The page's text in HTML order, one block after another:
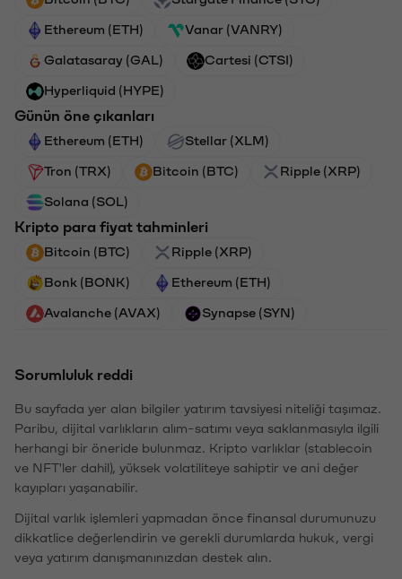
Ethereum (ETH) Vanar (VANRY)
Galatasaray (GAL) Cartesi (CTSI)
Hyperliquid (HYPE)
Günün öne çıkanları
Ethereum (ETH) Stellar (XLM)
Tron (TRX) Bitcoin (BTC) Ripple (XRP)
Solana (SOL)
Kripto para fiyat tahminleri
Bitcoin (BTC) Ripple (XRP)
Bonk (BONK) Ethereum (ETH)
Avalanche (AVAX) Synapse (SYN)
Sorumluluk reddi
Bu sayfada yer alan bilgiler yatırım tavsiyesi niteliği taşımaz.
Paribu, dijital varlıkların alım-satımı veya saklanmasıyla ilgili
herhangi bir öneride bulunmaz. Kripto varlıklar (stablecoin
ve NFT'ler dahil), yüksek volatiliteye sahiptir ve ani değer
kayıpları yaşanabilir.
Dijital varlık işlemleri yapmadan önce finansal durumunuzu
dikkatlice değerlendirin ve gerekli durumlarda hukuk, vergi
veya yatırım danışmanınızdan destek alın.